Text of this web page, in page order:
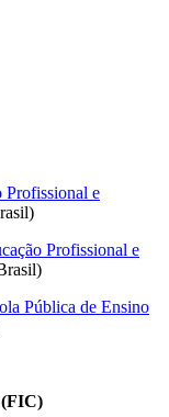
Profissional e
Profissional e
Pública de Ensino
(FIC)